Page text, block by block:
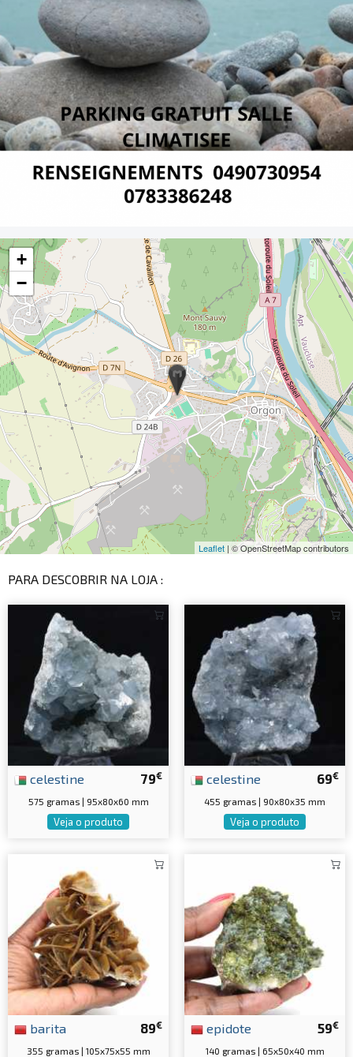
+
−
Leaflet | © OpenStreetMap contributors
PARA DESCOBRIR NA LOJA :
79€
celestine
575 gramas | 95x80x60 mm
Veja o produto
69€
celestine
455 gramas | 90x80x35 mm
Veja o produto
89€
barita
355 gramas | 105x75x55 mm
59€
epidote
140 gramas | 65x50x40 mm